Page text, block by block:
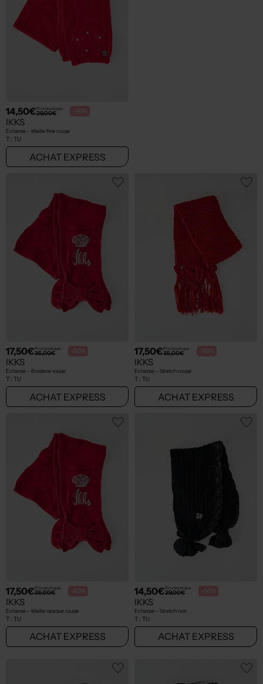
14,50€Prix boutique :
29,00€ -50%
IKKS
Echarpe - Maille fine rouge
T : TU
ACHAT EXPRESS
17,50€Prix boutique :
35,00€ -50%
IKKS
Echarpe - Broderie rouge
T : TU
ACHAT EXPRESS
17,50€Prix boutique :
35,00€ -50%
IKKS
Echarpe - Stretch rouge
T : TU
ACHAT EXPRESS
17,50€Prix boutique :
35,00€ -50%
IKKS
Echarpe - Maille opaque rouge
T : TU
ACHAT EXPRESS
14,50€Prix boutique :
29,00€ -50%
IKKS
Echarpe - Stretch noir
T : TU
ACHAT EXPRESS